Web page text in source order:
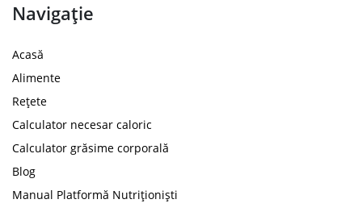
Navigație
Acasă
Alimente
Rețete
Calculator necesar caloric
Calculator grăsime corporală
Blog
Manual Platformă Nutriționiști